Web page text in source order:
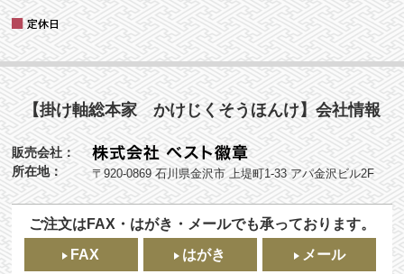
【掛け軸総本家 かけじくそうほんけ】会社情報
販売会社：
所在地：
〒920-0869 石川県金沢市 上堤町1-33 アパ金沢ビル2F
ご注文はFAX・はがき・メールでも承っております。
FAX
はがき メール